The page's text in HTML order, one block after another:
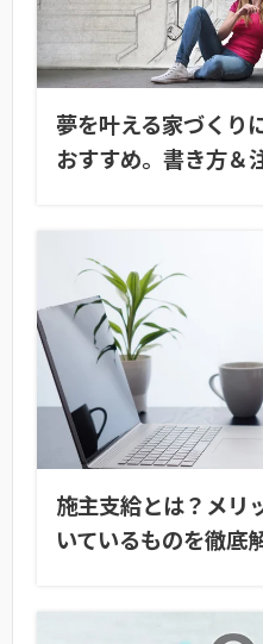
夢を叶える家づくり
おすすめ。書き方＆
施主支給とは？メリ
いているものを徹底